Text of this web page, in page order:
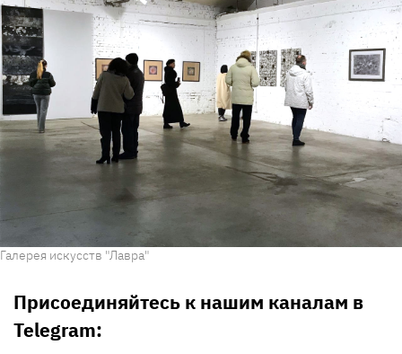
Галерея искусств "Лавра"
Присоединяйтесь к нашим каналам в
Telegram: